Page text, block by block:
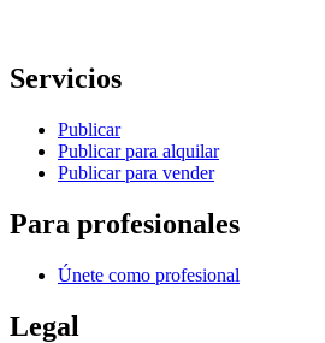
Servicios
Publicar
Publicar para alquilar
Publicar para vender
Para profesionales
Únete como profesional
Legal